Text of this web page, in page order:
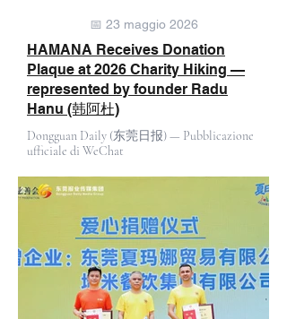
📅 23 maggio 2026
HAMANA Receives Donation
Plaque at 2026 Charity Hiking —
represented by founder Radu
Hanu (韩阿杜)
Dongguan Daily (东莞日报) — Pubblicazione
ufficiale di WeChat